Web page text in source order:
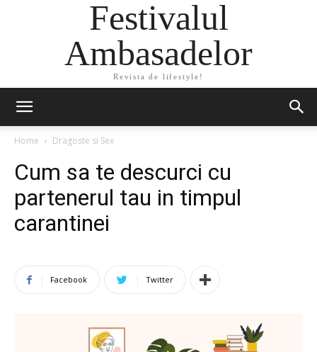
Festivalul
Ambasadelor
Revista de lifestyle!
Home Dragoste si Sex
Cum sa te descurci cu
partenerul tau in timpul
carantinei
Facebook Twitter